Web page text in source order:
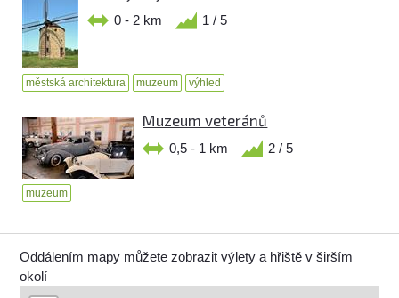
0 - 2 km 1 / 5
městská architektura muzeum výhled
Muzeum veteránů
0,5 - 1 km 2 / 5
muzeum
Oddálením mapy můžete zobrazit výlety a hřiště v širším
okolí